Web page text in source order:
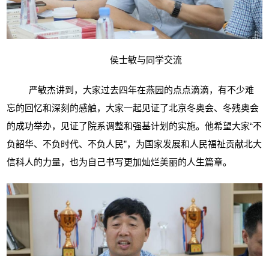
侯士敏与同学交流
严敏杰讲到，大家过去四年在燕园的点点滴滴，有不少难
忘的回忆和深刻的感触，大家一起见证了北京冬奥会、冬残奥会
的成功举办，见证了院系调整和强基计划的实施。他希望大家“不
负韶华、不负时代、不负人民”，为国家发展和人民福祉贡献北大
信科人的力量，也为自己书写更加灿烂美丽的人生篇章。